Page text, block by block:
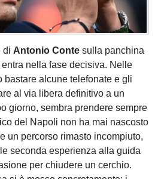
di Antonio Conte sulla panchina
nella fase decisiva. Nelle
bastare alcune telefonate e gli
al via libera definitivo a un
giorno, sembra prendere sempre
del Napoli non ha mai nascosto
un percorso rimasto incompiuto,
seconda esperienza alla guida
per chiudere un cerchio.